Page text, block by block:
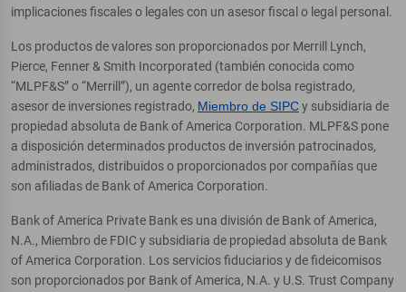
implicaciones fiscales o legales con un asesor fiscal o legal personal.
Los productos de valores son proporcionados por Merrill Lynch,
Pierce, Fenner & Smith Incorporated (también conocida como
“MLPF&S” o “Merrill”), un agente corredor de bolsa registrado,
asesor de inversiones registrado, Miembro de SIPCy subsidiaria de
propiedad absoluta de Bank of America Corporation. MLPF&S pone
a disposición determinados productos de inversión patrocinados,
administrados, distribuidos o proporcionados por compañías que
son afiliadas de Bank of America Corporation.
Bank of America Private Bank es una división de Bank of America,
N.A., Miembro de FDIC y subsidiaria de propiedad absoluta de Bank
of America Corporation. Los servicios fiduciarios y de fideicomisos
son proporcionados por Bank of America, N.A. y U.S. Trust Company